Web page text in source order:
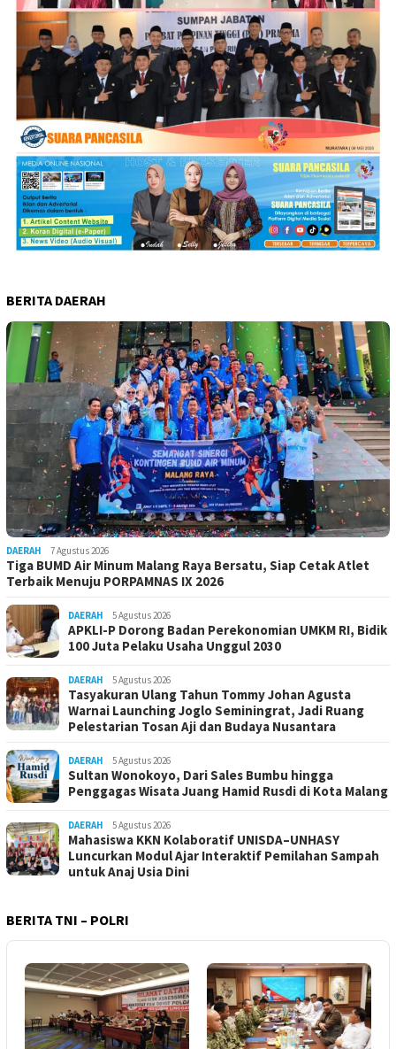
BERITA DAERAH
DAERAH 7 Agustus 2026
Tiga BUMD Air Minum Malang Raya Bersatu, Siap Cetak Atlet
Terbaik Menuju PORPAMNAS IX 2026
DAERAH 5 Agustus 2026
APKLI-P Dorong Badan Perekonomian UMKM RI, Bidik
100 Juta Pelaku Usaha Unggul 2030
DAERAH 5 Agustus 2026
Tasyakuran Ulang Tahun Tommy Johan Agusta
Warnai Launching Joglo Seminingrat, Jadi Ruang
Pelestarian Tosan Aji dan Budaya Nusantara
DAERAH 5 Agustus 2026
Sultan Wonokoyo, Dari Sales Bumbu hingga
Penggagas Wisata Juang Hamid Rusdi di Kota Malang
DAERAH 5 Agustus 2026
Mahasiswa KKN Kolaboratif UNISDA–UNHASY
Luncurkan Modul Ajar Interaktif Pemilahan Sampah
untuk Anaj Usia Dini
BERITA TNI – POLRI